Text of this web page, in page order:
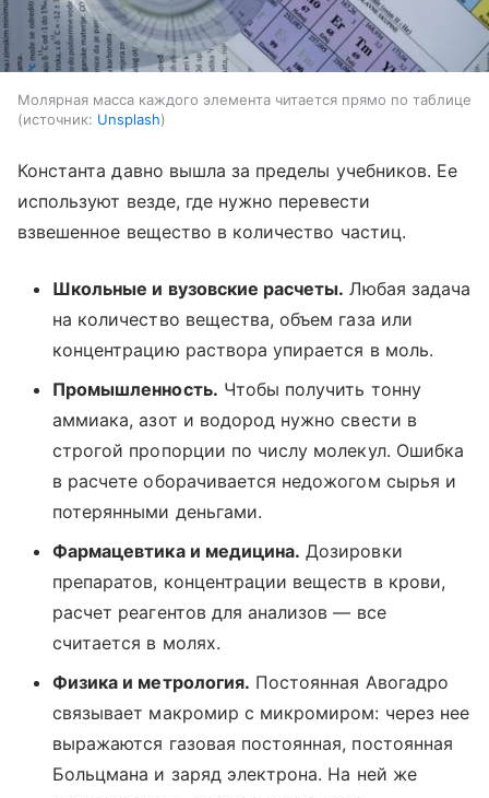
Молярная масса каждого элемента читается прямо по таблице
источник: Unsplash
Константа давно вышла за пределы учебников. Ее
используют везде, где нужно перевести
взвешенное вещество в количество частиц.
Школьные и вузовские расчеты. Любая задача
на количество вещества, объем газа или
концентрацию раствора упирается в моль.
Промышленность. Чтобы получить тонну
аммиака, азот и водород нужно свести в
строгой пропорции по числу молекул. Ошибка
в расчете оборачивается недожогом сырья и
потерянными деньгами.
Фармацевтика и медицина. Дозировки
препаратов, концентрации веществ в крови,
расчет реагентов для анализов — все
считается в молях.
Физика и метрология. Постоянная Авогадро
связывает макромир с микромиром: через нее
выражаются газовая постоянная, постоянная
Больцмана и заряд электрона. На ней же